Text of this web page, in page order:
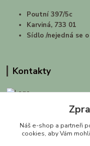
Poutní 397/5c
Karviná, 733 01
Sídlo /nejedná se
Kontakty
Gabriela Pawlasová
Náš e-shop a partneři
cookies, aby Vám